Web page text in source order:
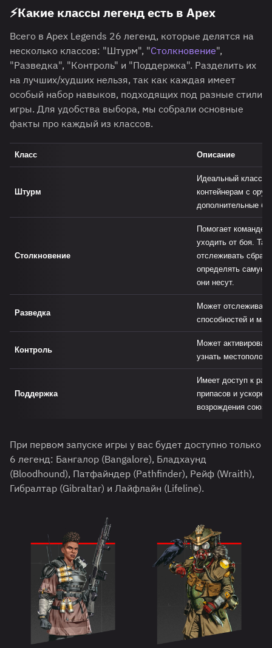
⚡Какие классы легенд есть в Apex
Всего в Apex Legends 26 легенд, которые делятся на
несколько классов: "Штурм", "Столкновение",
"Разведка", "Контроль" и "Поддержка". Разделить их
на лучших/худших нельзя, так как каждая имеет
особый набор навыков, подходящих под разные стили
игры. Для удобства выбора, мы собрали основные
факты про каждый из классов.
Класс Описание
Штурм
Идеальный класс
контейнерам с
дополнительные
Столкновение
Помогает команде
уходить от боя.
отслеживать
определять самую
они несут.
Разведка
Может
способностей и
Контроль
Может
узнать
Поддержка
Имеет доступ к
припасов и
возрождения
При первом запуске игры у вас будет доступно только
6 легенд: Бангалор (Bangalore), Бладхаунд
(Bloodhound), Патфайндер (Pathfinder), Рейф (Wraith),
Гибралтар (Gibraltar) и Лайфлайн (Lifeline).